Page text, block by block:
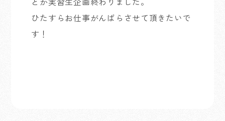
ひたすらお仕事がんばらさせて頂きたいで
す！